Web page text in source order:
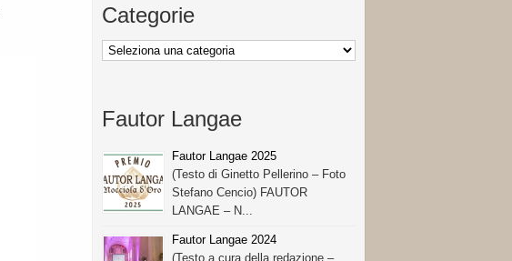
Categorie
Categorie
Fautor Langae
Fautor Langae 2025
(Testo di Ginetto Pellerino – Foto
Stefano Cencio) FAUTOR
LANGAE – N...
Fautor Langae 2024
(Testo a cura della redazione –